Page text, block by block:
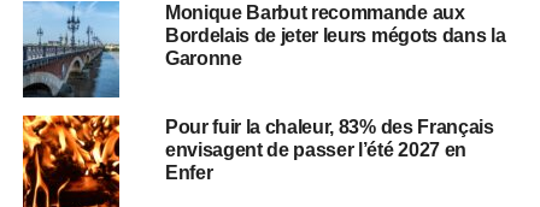
Monique Barbut recommande aux
Bordelais de jeter leurs mégots dans la
Garonne
Pour fuir la chaleur, 83% des Français
envisagent de passer l’été 2027 en
Enfer